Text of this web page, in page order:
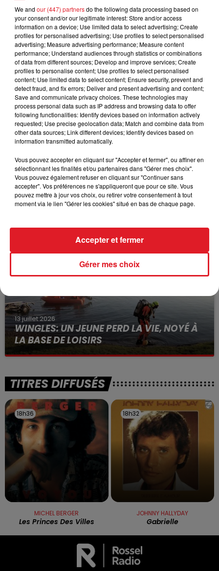
C’est la société Envelnor Packaging qui a
gracieusement produit ces 30 000 sachets. La
Communauté de communes du pays de Lumbres
vient d’en financer 13 000 autres, et 30 000 ont été
commandés également par la CAPSO.
FIL D'ACTUS
15 juillet 2026
BÉTHUNE: ENQUÊTE POUR HOMICIDE
Selon les premiers éléments, le logement servait
à des prostituées
13 juillet 2026
WINGLES: UN JEUNE PERD LA VIE, NOYÉ À
LA BASE DE LOISIRS
La victime a coulé à pic
TITRES DIFFUSÉS
18h36
18h36
MICHEL BERGER
Les Princes Des Villes
18h32
18h32
JOHNNY HALLYDAY
Gabrielle
We and our (447) partnersdo the following data processing based on
your consent and/or our legitimate interest: Store and/or access
information on a device; Use limited data to select advertising; Create
profiles for personalised advertising; Use profiles to select personalised
advertising; Measure advertising performance; Measure content
performance; Understand audiences through statistics or combinations
of data from different sources; Develop and improve services; Create
profiles to personalise content; Use profiles to select personalised
content; Use limited data to select content; Ensure security, prevent and
detect fraud, and fix errors; Deliver and present advertising and content;
Save and communicate privacy choices. These technologies may
process personal data such as IP address and browsing data to offer
following functionalities: Identify devices based on information actively
requested; Use precise geolocation data; Match and combine data from
other data sources; Link different devices; Identify devices based on
information transmitted automatically.
Vous pouvez accepter en cliquant sur "Accepter et fermer", ou affiner en
sélectionnant les finalités et/ou partenaires dans "Gérer mes choix".
Vous pouvez également refuser en cliquant sur "Continuer sans
accepter". Vos préférences ne s'appliqueront que pour ce site. Vous
pouvez mettre à jour vos choix, ou retirer votre consentement à tout
moment via le lien "Gérer les cookies" situé en bas de chaque page.
Gérer mes choix
Accepter et fermer